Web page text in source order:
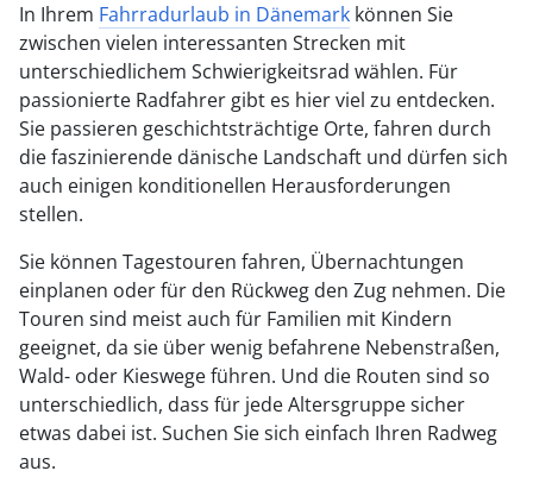
In Ihrem Fahrradurlaub in Dänemark können Sie
zwischen vielen interessanten Strecken mit
unterschiedlichem Schwierigkeitsrad wählen. Für
passionierte Radfahrer gibt es hier viel zu entdecken.
Sie passieren geschichtsträchtige Orte, fahren durch
die faszinierende dänische Landschaft und dürfen sich
auch einigen konditionellen Herausforderungen
stellen.
Sie können Tagestouren fahren, Übernachtungen
einplanen oder für den Rückweg den Zug nehmen. Die
Touren sind meist auch für Familien mit Kindern
geeignet, da sie über wenig befahrene Nebenstraßen,
Wald- oder Kieswege führen. Und die Routen sind so
unterschiedlich, dass für jede Altersgruppe sicher
etwas dabei ist. Suchen Sie sich einfach Ihren Radweg
aus.